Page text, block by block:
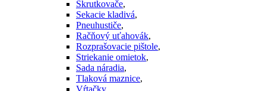
Skrutkovače,
Sekacie kladivá,
Pneuhustiče,
Račňový uťahovák,
Rozprašovacie pištole,
Striekanie omietok,
Sada náradia,
Tlaková maznice,